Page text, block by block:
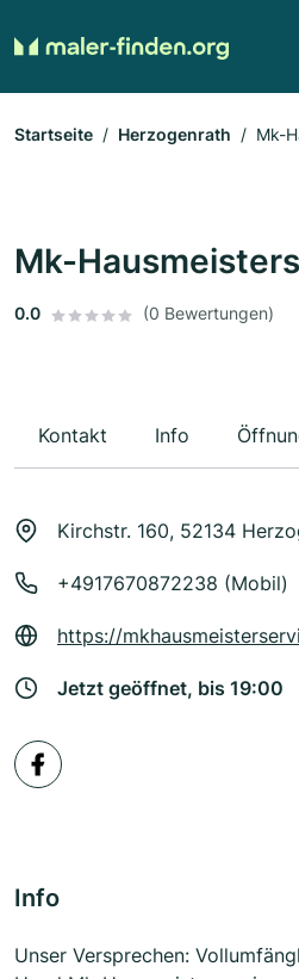
Startseite Herzogenrath Mk-
Mk-
0.0 (0 Bewertungen)
Kontakt Info
Kirchstr. 160, 52134
+4917670872238 (Mobil)
https://
Jetzt geöffnet, bis 19:00
Info
Unser Versprechen: